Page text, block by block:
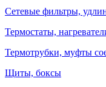
Сетевые фильтры,
Термостаты,
Термотрубки, муфты
Щиты, боксы